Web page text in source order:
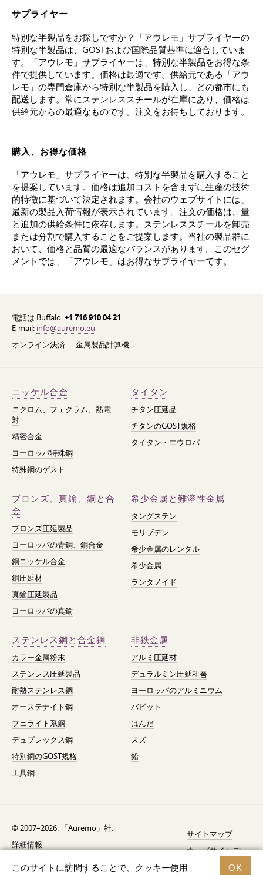
このサイトに訪問することで、クッキー使用
OK
サプライヤー
特別な半製品をお探しですか？「アウレモ」サプライヤーの
特別な半製品は、GOSTおよび国際品質基準に適合していま
す。「アウレモ」サプライヤーは、特別な半製品をお得な条
件で提供しています。価格は最適です。供給元である「アウ
レモ」の専門倉庫から特別な半製品を購入し、どの都市にも
配送します。常にステンレススチールが在庫にあり、価格は
供給元からの最適なものです。注文をお待ちしております。
購入、お得な価格
「アウレモ」サプライヤーは、特別な半製品を購入すること
を提案しています。価格は追加コストを含まずに生産の技術
的特徴に基づいて決定されます。会社のウェブサイトには、
最新の製品入荷情報が表示されています。注文の価格は、量
と追加の供給条件に依存します。ステンレススチールを卸売
または分割で購入することをご提案します。当社の製品群に
おいて、価格と品質の最適なバランスがあります。このセグ
メントでは、「アウレモ」はお得なサプライヤーです。
電話は Buffalo:+1 716 910 04 21
E-mail: info@auremo.eu
オンライン決済
金属製品計算機
ニッケル合金
ニクロム、フェクラム、熱電
対
精密合金
ヨーロッパ特殊鋼
特殊鋼のゲスト
タイタン
チタン圧延品
チタンのGOST規格
タイタン・エウロパ
ブロンズ、真鍮、銅と合
金
ブロンズ圧延製品
ヨーロッパの青銅、銅合金
銅ニッケル合金
銅圧延材
真鍮圧延製品
ヨーロッパの真鍮
希少金属と難溶性金属
タングステン
モリブデン
希少金属のレンタル
希少金属
ランタノイド
ステンレス鋼と合金鋼
カラー金属粉末
ステンレス圧延製品
耐熱ステンレス鋼
オーステナイト鋼
フェライト系鋼
デュプレックス鋼
特別鋼のGOST規格
工具鋼
非鉄金属
アルミ圧延材
デュラルミン圧延제품
ヨーロッパのアルミニウム
バビット
はんだ
スズ
鉛
© 2007–2026. 「Auremo」社.
詳細情報
AGB（利用規約）
サイトマップ
ウェブサイトデ